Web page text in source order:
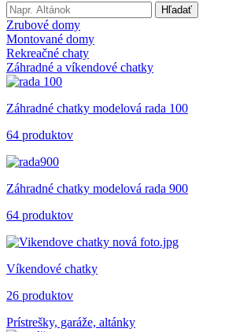
Search
for:
Hľadať
Zrubové domy
Montované domy
Rekreačné chaty
Záhradné a víkendové chatky
Záhradné chatky modelová rada 100
64 produktov
Záhradné chatky modelová rada 900
64 produktov
Víkendové chatky
26 produktov
Prístrešky, garáže, altánky